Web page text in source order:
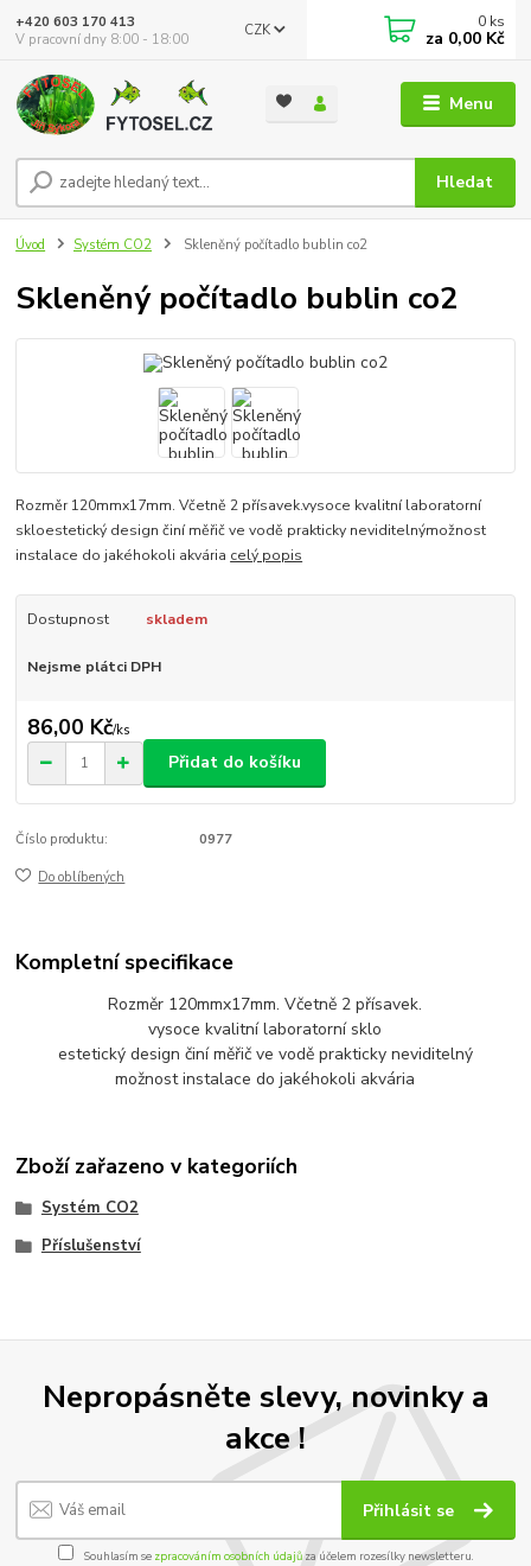
Menu
CZK
Hledat
+420 603 170 413
V pracovní dny 8:00 - 18:00
0 ks
za 0,00 Kč
Úvod Systém CO2 Skleněný počítadlo bublin co2
Skleněný počítadlo bublin co2
Rozměr 120mmx17mm. Včetně 2 přísavek.vysoce kvalitní laboratorní
skloestetický design činí měřič ve vodě prakticky neviditelnýmožnost
instalace do jakéhokoli akvária celý popis
Dostupnost skladem
Nejsme plátci DPH
86,00 Kč/ks
Přidat do košíku
Číslo produktu: 0977
Do oblíbených
Kompletní specifikace
Rozměr 120mmx17mm. Včetně 2 přísavek.
vysoce kvalitní laboratorní sklo
estetický design činí měřič ve vodě prakticky neviditelný
možnost instalace do jakéhokoli akvária
Zboží zařazeno v kategoriích
Systém CO2
Příslušenství
Nepropásněte slevy, novinky a
akce !
Přihlásit se
Souhlasím se zpracováním osobních údajůza účelem rozesílky newsletteru.